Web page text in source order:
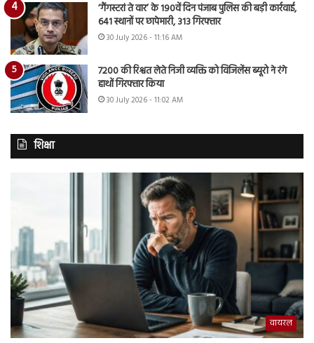
‘गैंगस्टरां ते वार’ के 190वें दिन पंजाब पुलिस की बड़ी कार्रवाई,
641 स्थानों पर छापेमारी, 313 गिरफ्तार
30 July 2026 - 11:16 AM
7200 की रिश्वत लेते निजी व्यक्ति को विजिलेंस ब्यूरो ने रंगे
हाथों गिरफ्तार किया
30 July 2026 - 11:02 AM
शिक्षा
वायरल